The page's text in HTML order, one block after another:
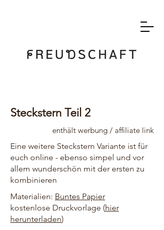
Steckstern Teil 2
enthält werbung / affiliate link
Eine weitere Steckstern Variante ist für
euch online - ebenso simpel und vor
allem wunderschön mit der ersten zu
kombinieren
Materialien: Buntes Papier
kostenlose Druckvorlage (hier
herunterladen)